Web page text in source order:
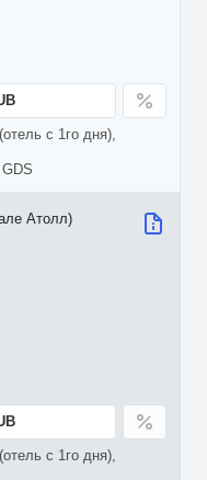
с 1го дня),
Атолл)
с 1го дня),